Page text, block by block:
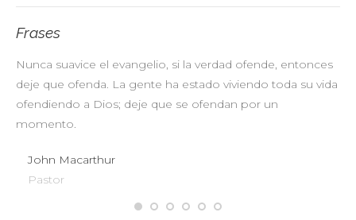
Frases
Nunca suavice el evangelio, si la verdad ofende, entonces
deje que ofenda. La gente ha estado viviendo toda su vida
ofendiendo a Dios; deje que se ofendan por un
momento.
John Macarthur
Pastor